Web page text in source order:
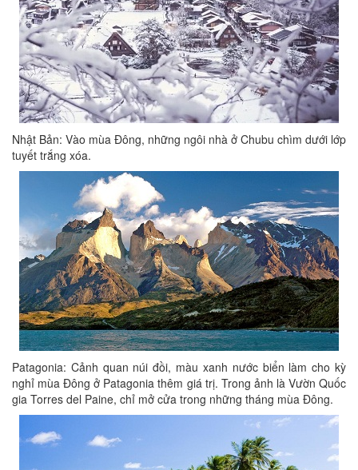
Nhật Bản: Vào mùa Đông, những ngôi nhà ở Chubu chìm dưới lớp
tuyết trắng xóa.
Patagonia: Cảnh quan núi đồi, màu xanh nước biển làm cho kỳ
nghỉ mùa Đông ở Patagonia thêm giá trị. Trong ảnh là Vườn Quốc
gia Torres del Paine, chỉ mở cửa trong những tháng mùa Đông.